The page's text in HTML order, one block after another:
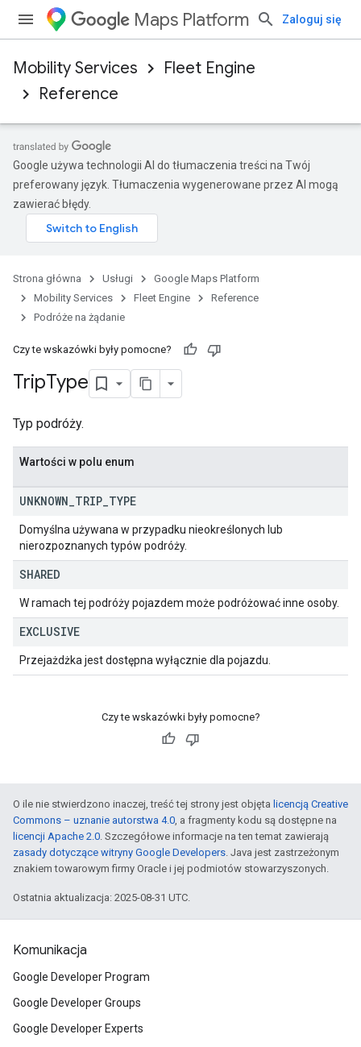
Maps Platform Zaloguj się
Mobility Services
Fleet Engine
Reference
Google używa technologii AI do tłumaczenia treści na Twój
preferowany język. Tłumaczenia wygenerowane przez AI mogą
zawierać błędy.
Strona główna Usługi
Google Maps Platform
Mobility Services
Fleet Engine
Reference
Podróże na żądanie
Czy te wskazówki były pomocne?
TripType
Typ podróży.
Wartości w polu enum
UNKNOWN TRIP TYPE
Domyślna używana w przypadku nieokreślonych lub
nierozpoznanych typów podróży.
SHARED
W ramach tej podróży pojazdem może podróżować inne osoby.
EXCLUSIVE
Przejażdżka jest dostępna wyłącznie dla pojazdu.
Czy te wskazówki były pomocne?
O ile nie stwierdzono inaczej, treść tej strony jest objęta licencją Creative
Commons – uznanie autorstwa 4.0, a fragmenty kodu są dostępne na
licencji Apache 2.0. Szczegółowe informacje na ten temat zawierają
zasady dotyczące witryny Google Developers. Java jest zastrzeżonym
znakiem towarowym firmy Oracle i jej podmiotów stowarzyszonych.
Ostatnia aktualizacja: 2025-08-31 UTC.
Komunikacja
Google Developer Program
Google Developer Groups
Google Developer Experts